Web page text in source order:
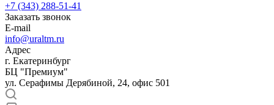
+7 (343) 288-51-41
Заказать звонок
E-mail
info@uraltm.ru
Адрес
г. Екатеринбург
БЦ "Премиум"
ул. Серафимы Дерябиной, 24, офис 501